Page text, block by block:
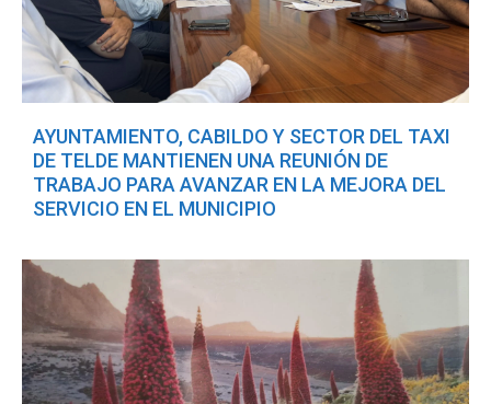
AYUNTAMIENTO, CABILDO Y SECTOR DEL TAXI
DE TELDE MANTIENEN UNA REUNIÓN DE
TRABAJO PARA AVANZAR EN LA MEJORA DEL
SERVICIO EN EL MUNICIPIO